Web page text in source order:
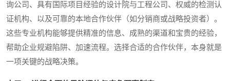
询公司、具有国际项目经验的设计院与工程公司、权威的检测认
证机构、以及可靠的本地合作伙伴（如分销商或战略投资者）。
这些专业机构能够提供精准的信息、成熟的渠道和宝贵的经验，
帮助企业规避陷阱、加速流程。选择合适的合作伙伴，本身就是
一项关键的战略决策。